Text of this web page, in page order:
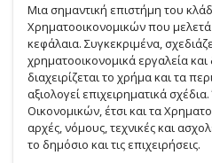
Μια σημαντική επιστήμη του
Χρηματοοικονομικών που μελετά
κεφάλαια. Συγκεκριμένα,
χρηματοοικονομικά εργαλεία και
διαχειρίζεται το χρήμα και τα
αξιολογεί επιχειρηματικά
Οικονομικών, έτσι και τα
αρχές, νόμους, τεχνικές και
το δημόσιο και τις επιχειρήσεις.